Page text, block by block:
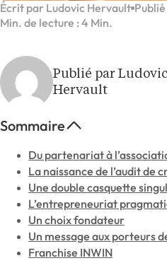
Écrit par Ludovic Hervault
Min. de lecture : 4 Min.
Publié par Ludovic
Hervault
Sommaire
Du partenariat à
La naissance de l’audit de
Une double casquette
L’entrepreneuriat
Un choix fondateur
Un message aux porteurs
Franchise INWIN